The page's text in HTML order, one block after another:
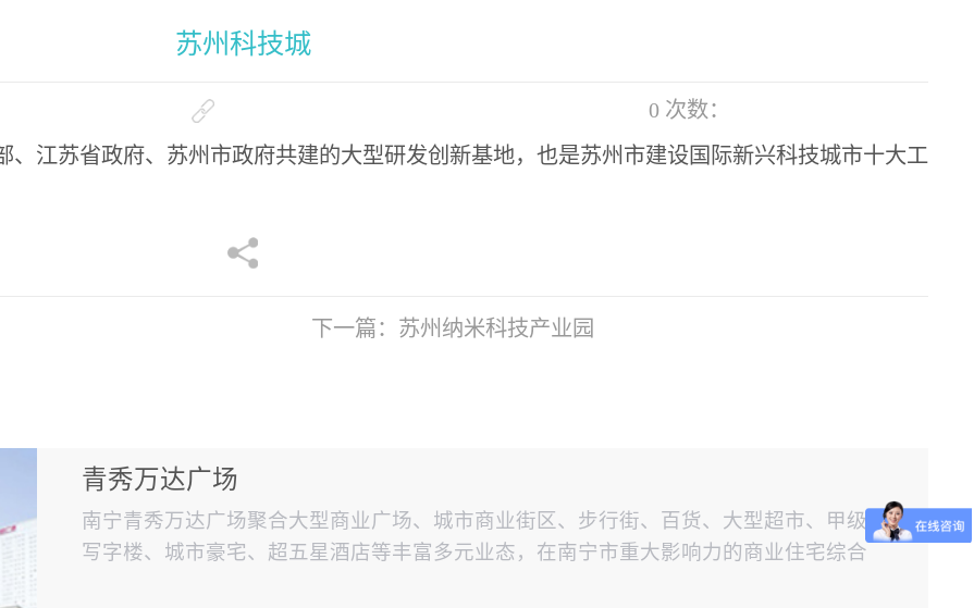
苏州科技城
0 次数：
江苏省政府、苏州市政府共建的大型研发创新基地，也是苏州市建设国际新兴科技城市十大工
下一篇： 苏州纳米科技产业园
青秀万达广场
南宁青秀万达广场聚合大型商业广场、城市商业街区、步行街、百货、大型超市、甲级
写字楼、城市豪宅、超五星酒店等丰富多元业态，在南宁市重大影响力的商业住宅综合